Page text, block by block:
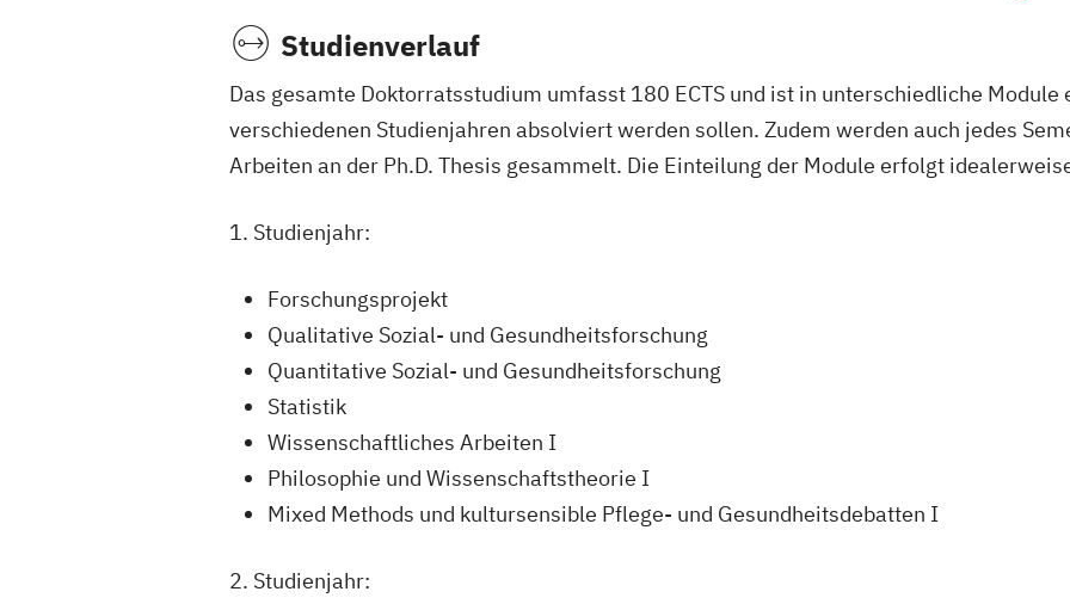
Studienverlauf
Das gesamte Doktorratsstudium umfasst 180 ECTS und ist in unterschiedliche
verschiedenen Studienjahren absolviert werden sollen. Zudem werden auch jedes
Arbeiten an der Ph.D. Thesis gesammelt. Die Einteilung der Module erfolgt
1. Studienjahr:
Forschungsprojekt
Qualitative Sozial- und Gesundheitsforschung
Quantitative Sozial- und Gesundheitsforschung
Statistik
Wissenschaftliches Arbeiten I
Philosophie und Wissenschaftstheorie I
Mixed Methods und kultursensible Pflege- und Gesundheitsdebatten I
2. Studienjahr: